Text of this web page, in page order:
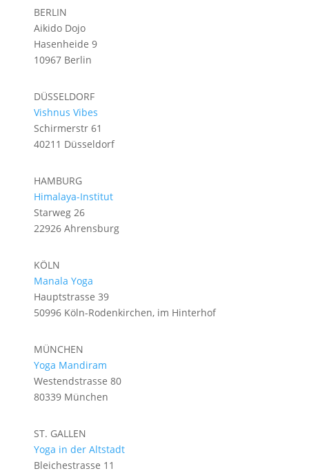
BERLIN
Aikido Dojo
Hasenheide 9
10967 Berlin
DÜSSELDORF
Vishnus Vibes
Schirmerstr 61
40211 Düsseldorf
HAMBURG
Himalaya-Institut
Starweg 26
22926 Ahrensburg
KÖLN
Manala Yoga
Hauptstrasse 39
50996 Köln-Rodenkirchen, im Hinterhof
MÜNCHEN
Yoga Mandiram
Westendstrasse 80
80339 München
ST. GALLEN
Yoga in der Altstadt
Bleichestrasse 11